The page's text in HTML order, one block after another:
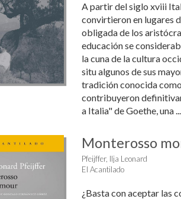
A partir del siglo xviii
convirtieron en lugares
obligada de los
educación se
la cuna de la cultura
situ algunos de sus
tradición conocida
contribuyeron
a Italia" de Goethe, una ...
Monterosso
Pfeijffer, Ilja Leonard
El Acantilado
¿Basta con aceptar las